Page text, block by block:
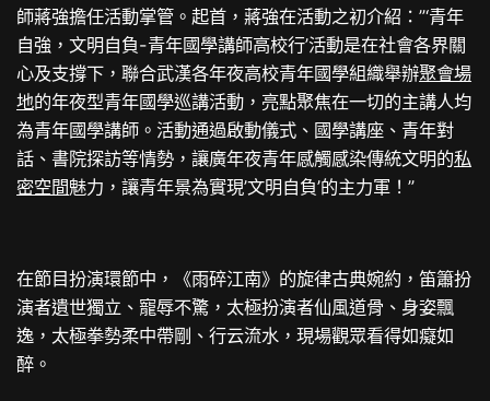
師蔣強擔任活動掌管。起首，蔣強在活動之初介紹：”‘青年
自強，文明自負-青年國學講師高校行’活動是在社會各界關
心及支撐下，聯合武漢各年夜高校青年國學組織舉辦聚會場
地的年夜型青年國學巡講活動，亮點聚焦在一切的主講人均
為青年國學講師。活動通過啟動儀式、國學講座、青年對
話、書院探訪等情勢，讓廣年夜青年感觸感染傳統文明的私
密空間魅力，讓青年景為實現’文明自負’的主力軍！”
在節目扮演環節中，《雨碎江南》的旋律古典婉約，笛簫扮
演者遺世獨立、寵辱不驚，太極扮演者仙風道骨、身姿飄
逸，太極拳勢柔中帶剛、行云流水，現場觀眾看得如癡如
醉。